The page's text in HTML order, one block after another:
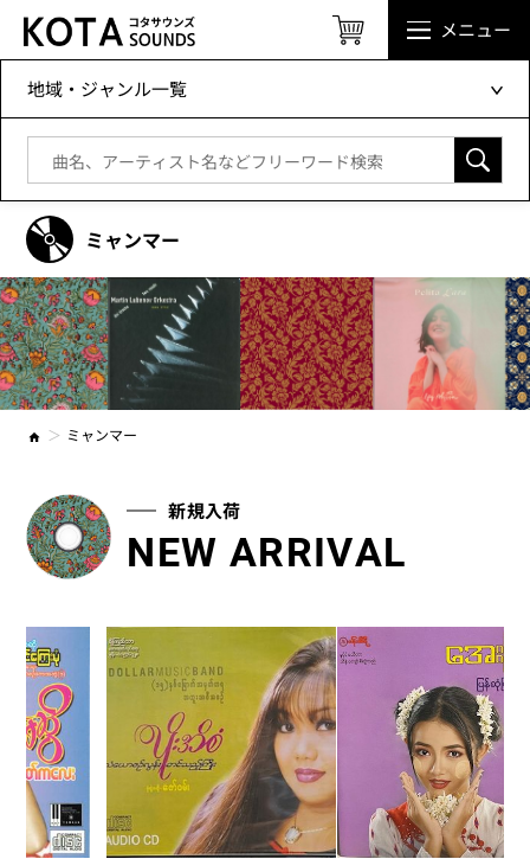
地域・ジャンル一覧
メニュー
ミャンマー
ミャンマー
新規入荷
NEW ARRIVAL